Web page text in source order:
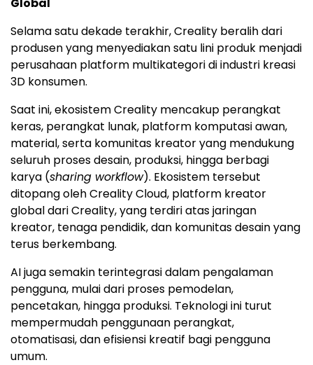
Selama satu dekade terakhir, Creality beralih dari
produsen yang menyediakan satu lini produk menjadi
perusahaan platform multikategori di industri kreasi
3D konsumen.
Saat ini, ekosistem Creality mencakup perangkat
keras, perangkat lunak, platform komputasi awan,
material, serta komunitas kreator yang mendukung
seluruh proses desain, produksi, hingga berbagi
karya (sharing workflow). Ekosistem tersebut
ditopang oleh Creality Cloud, platform kreator
global dari Creality, yang terdiri atas jaringan
kreator, tenaga pendidik, dan komunitas desain yang
terus berkembang.
AI juga semakin terintegrasi dalam pengalaman
pengguna, mulai dari proses pemodelan,
pencetakan, hingga produksi. Teknologi ini turut
mempermudah penggunaan perangkat,
otomatisasi, dan efisiensi kreatif bagi pengguna
umum.